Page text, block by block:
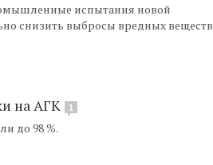
испытания новой
снизить выбросы вредных веществ
на АГК 1
до 98 %.